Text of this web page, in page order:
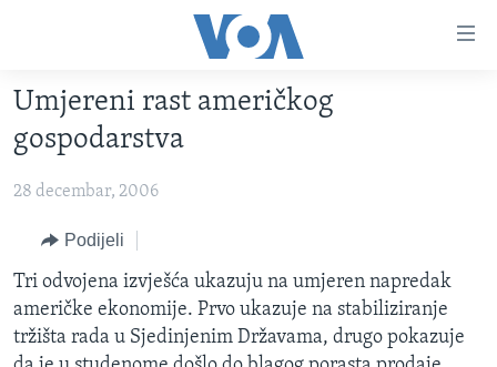
glavni
sadržaj
Pređi
na
navigaciju
Idi
na
pretragu
TV PROGRAM
VIDEO
FOTOGRAFIJE DANA
VIJESTI
SJEDINJENE AMERIČKE DRŽAVE
BOSNA I HERCEGOVINA
SVIJET
NAUKA I TEHNOLOGIJA
SPECIJALNI PROJEKTI
KORUPCIJA
Umjereni rast američkog
gospodarstva
28 decembar, 2006
Podijeli
Tri odvojena izvješća ukazuju na umjeren napredak
američke ekonomije. Prvo ukazuje na stabiliziranje
tržišta rada u Sjedinjenim Državama, drugo pokazuje